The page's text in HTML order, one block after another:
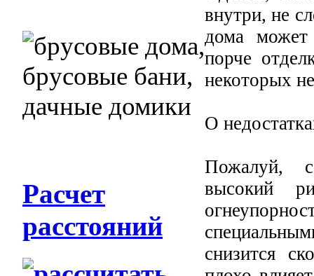
Расчет
расстояний
внутри, не
дома
порче
некоторых
О
Пожалуй,
высокий
снизится